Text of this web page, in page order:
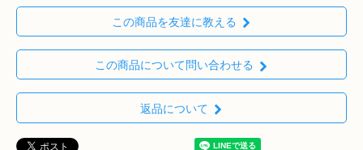
この商品を友達に教える
この商品について問い合わせる
返品について